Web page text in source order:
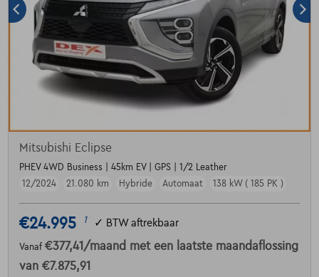
Mitsubishi Eclipse
PHEV 4WD Business | 45km EV | GPS | 1/2 Leather
12/2024
21.080 km Hybride Automaat 138 kW ( 185 PK )
€24.995 1 ✓ BTW aftrekbaar
Vanaf €377,41 /maand met een laatste maandaflossing
van €7.875,91